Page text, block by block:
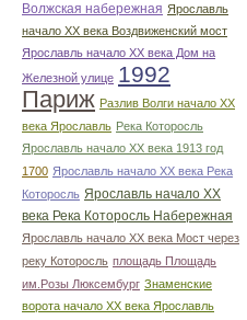
Волжская набережная Ярославль
начало ХХ века Воздвиженский мост
Ярославль начало ХХ века Дом на
Железной улице 1992
Париж Разлив Волги начало ХХ
века Ярославль Река Которосль
Ярославль начало ХХ века 1913 год
1700 Ярославль начало ХХ века Река
Которосль Ярославль начало ХХ
века Река Которосль Набережная
Ярославль начало ХХ века Мост через
реку Которосль площадь Площадь
им.Розы Люксембург Знаменские
ворота начало ХХ века Ярославль